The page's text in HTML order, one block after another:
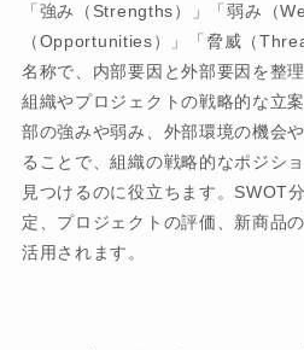
「強み（Strengths）」「弱み（
（Opportunities）」「脅威（
名称で、内部要因と外部要因を整
組織やプロジェクトの戦略的な立
部の強みや弱み、外部環境の機会
ることで、組織の戦略的なポジシ
見つけるのに役立ちます。SWOT
定、プロジェクトの評価、新商品
活用されます。